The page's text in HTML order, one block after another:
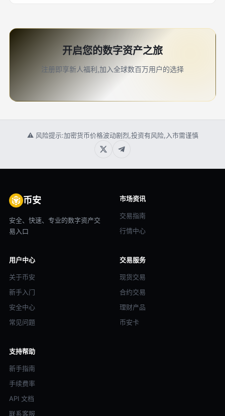
开启您的数字资产之旅
注册即享新人福利,加入全球数百万用户的选择
⚠ 风险提示:加密货币价格波动剧烈,投资有风险,入市需谨慎
币安
安全、快速、专业的数字资产交
易入口
市场资讯
交易指南
行情中心
用户中心
关于币安
新手入门
安全中心
常见问题
交易服务
现货交易
合约交易
理财产品
币安卡
支持帮助
新手指南
手续费率
API 文档
联系客服